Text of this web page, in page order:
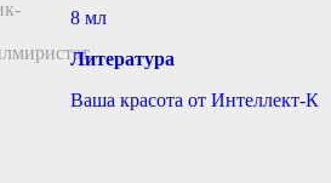
8 мл
Литература
Ваша красота от Интеллект-К